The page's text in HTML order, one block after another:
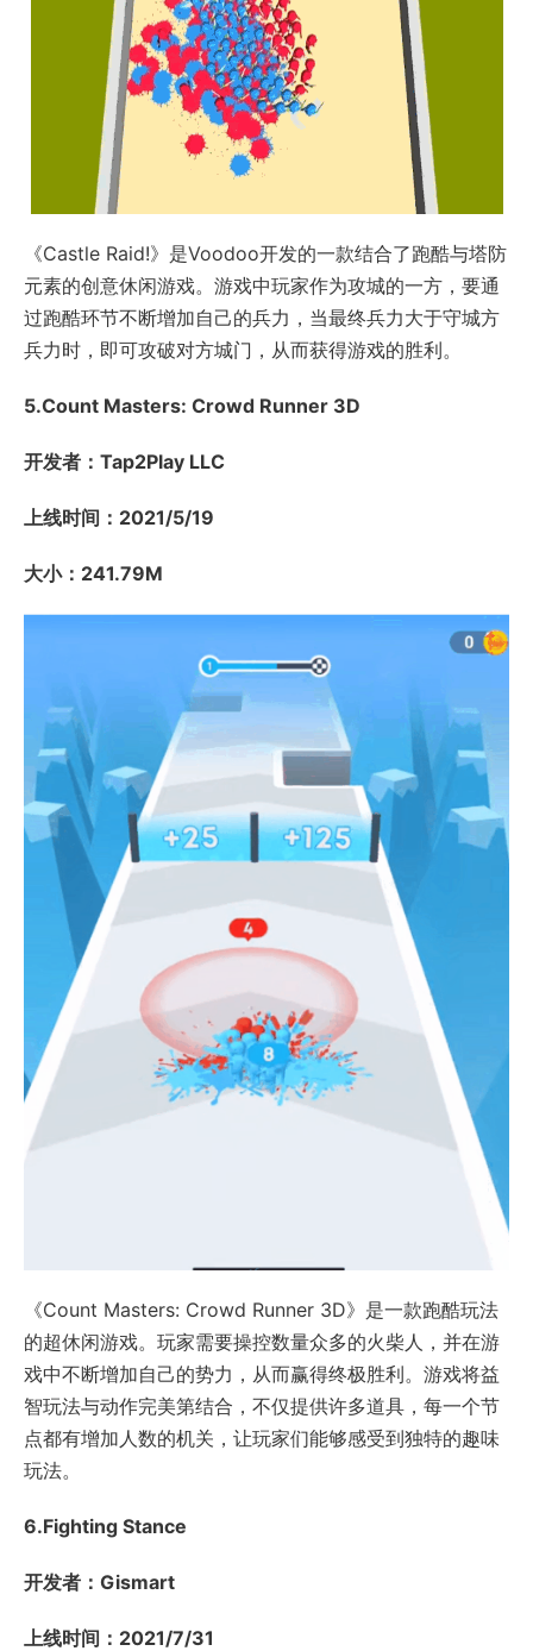
《Castle Raid!》是Voodoo开发的一款结合了跑酷与塔防
元素的创意休闲游戏。游戏中玩家作为攻城的一方，要通
过跑酷环节不断增加自己的兵力，当最终兵力大于守城方
兵力时，即可攻破对方城门，从而获得游戏的胜利。
5.Count Masters: Crowd Runner 3D
开发者：Tap2Play LLC
上线时间：2021/5/19
大小：241.79M
《Count Masters: Crowd Runner 3D》是一款跑酷玩法
的超休闲游戏。玩家需要操控数量众多的火柴人，并在游
戏中不断增加自己的势力，从而赢得终极胜利。游戏将益
智玩法与动作完美第结合，不仅提供许多道具，每一个节
点都有增加人数的机关，让玩家们能够感受到独特的趣味
玩法。
6.Fighting Stance
开发者：Gismart
上线时间：2021/7/31